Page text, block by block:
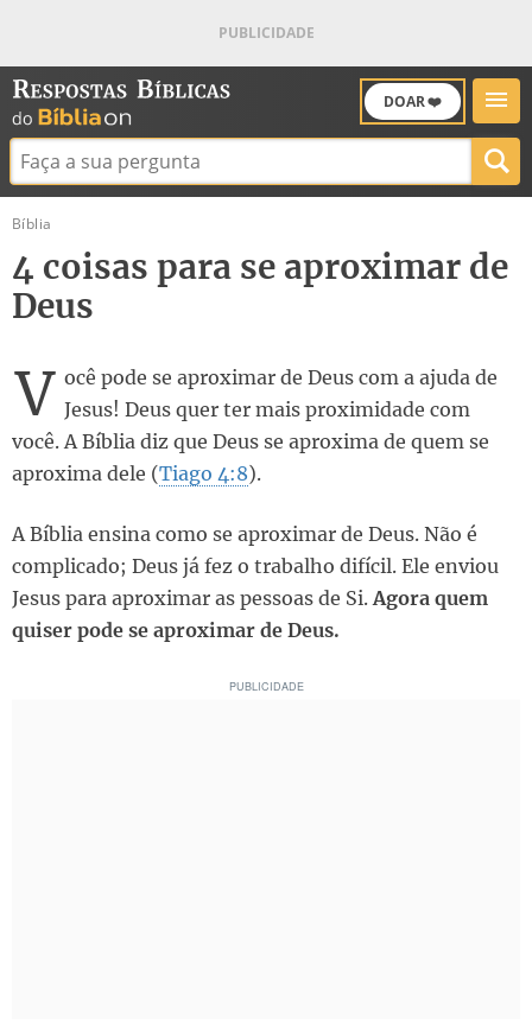
DOAR ❤️
Buscar:
Bíblia
4 coisas para se aproximar de
Deus
V ocê pode se aproximar de Deus com a ajuda de
Jesus! Deus quer ter mais proximidade com
você. A Bíblia diz que Deus se aproxima de quem se
aproxima dele (Tiago 4:8).
A Bíblia ensina como se aproximar de Deus. Não é
complicado; Deus já fez o trabalho difícil. Ele enviou
Jesus para aproximar as pessoas de Si. Agora quem
quiser pode se aproximar de Deus.